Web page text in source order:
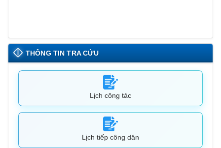
THÔNG TIN TRA CỨU
Lịch công tác
Lịch tiếp công dân